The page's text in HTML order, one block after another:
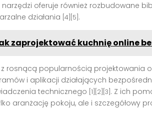
narzędzi oferuje również rozbudowane
działania [4][5] .
zaprojektować kuchnię online
z rosnącą popularnością projektowania
i aplikacji działających
technicznego [1][2][3] . Z ich
aranżację pokoju, ale i szczegółowy